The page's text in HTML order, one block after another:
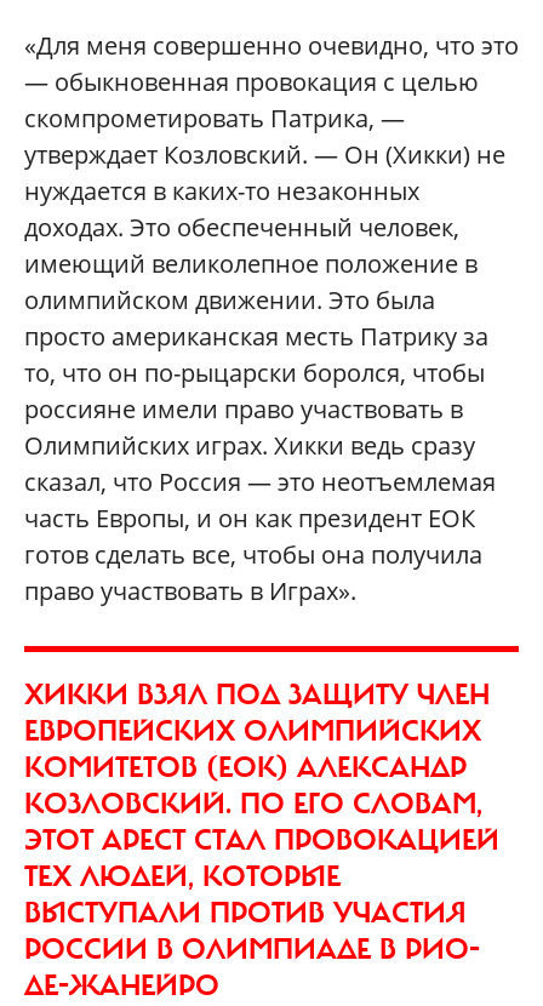
«Для меня совершенно очевидно, что это
— обыкновенная провокация с целью
скомпрометировать Патрика, —
утверждает Козловский. — Он (Хикки) не
нуждается в каких-то незаконных
доходах. Это обеспеченный человек,
имеющий великолепное положение в
олимпийском движении. Это была
просто американская месть Патрику за
то, что он по-рыцарски боролся, чтобы
россияне имели право участвовать в
Олимпийских играх. Хикки ведь сразу
сказал, что Россия — это неотъемлемая
часть Европы, и он как президент ЕОК
готов сделать все, чтобы она получила
право участвовать в Играх».
ХИККИ ВЗЯЛ ПОД ЗАЩИТУ ЧЛЕН
ЕВРОПЕЙСКИХ ОЛИМПИЙСКИХ
КОМИТЕТОВ (ЕОК) АЛЕКСАНДР
КОЗЛОВСКИЙ. ПО ЕГО СЛОВАМ,
ЭТОТ АРЕСТ СТАЛ ПРОВОКАЦИЕЙ
ТЕХ ЛЮДЕЙ, КОТОРЫЕ
ВЫСТУПАЛИ ПРОТИВ УЧАСТИЯ
РОССИИ В ОЛИМПИАДЕ В РИО-
ДЕ-ЖАНЕЙРО